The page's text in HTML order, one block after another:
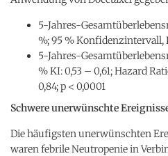
5-Jahres-
%; 95 % Konfidenzintervall,
5-Jahres-
% KI: 0,53 – 0,61; Hazard
0,84; p < 0,0001
Schwere unerwünschte
Die häufigsten unerwünschten
waren febrile Neutropenie in